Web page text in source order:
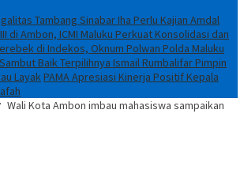
Tambang Sinabar Iha Perlu Kajian Amdal
di Ambon, ICMI Maluku Perkuat Konsolidasi dan
di Indekos, Oknum Polwan Polda Maluku
Sambut Baik Terpilihnya Ismail Rumbalifar Pimpin
LayakPAMA Apresiasi Kinerja Positif Kepala
Wali Kota Ambon imbau mahasiswa sampaikan